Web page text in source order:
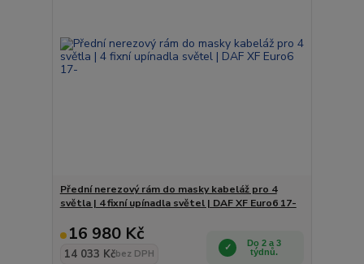
Přední nerezový rám do masky kabeláž pro 4
světla | 4 fixní upínadla světel | DAF XF Euro6 17-
16 980 Kč
14 033 Kčbez DPH
Do 2 a 3
týdnů.